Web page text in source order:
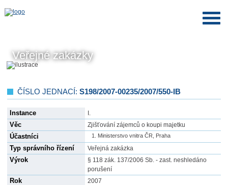
Veřejné zakázky
ČÍSLO JEDNACÍ: S198/2007-00235/2007/550-IB
Instance I.
Věc Zjišťování zájemců o koupi majetku
Účastníci Ministerstvo vnitra ČR, Praha
Typ správního řízení Veřejná zakázka
Výrok
§ 118 zák. 137/2006 Sb. - zast. neshledáno
porušení
Rok 2007